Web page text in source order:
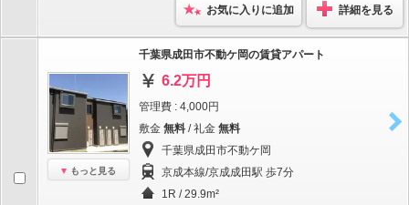
お気に入りに追加 詳細を見る
もっと見る
千葉県成田市不動ケ岡の賃貸アパート
6.2万円
管理費 : 4,000円
敷金 無料 / 礼金 無料
千葉県成田市不動ケ岡
京成本線/京成成田駅 歩7分
1R / 29.9m²